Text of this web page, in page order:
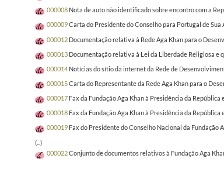
000008 Nota de auto não identificado sobre encontro com a
000009Carta do Presidente do Conselho para Portugal de
000012 Documentação relativa à Rede Aga Khan para o
000013 Documentação relativa à Lei da Liberdade Religiosa e
000014 Notícias do sítio da internet da Rede de
000015Carta do Representante da Rede Aga Khan para o
000017 Fax da Fundação Aga Khan à Presidência da
000018 Fax da Fundação Aga Khan à Presidência da
000019 Fax do Presidente do Conselho Nacional da Fundação
(...)
000022Conjunto de documentos relativos à Fundação Aga